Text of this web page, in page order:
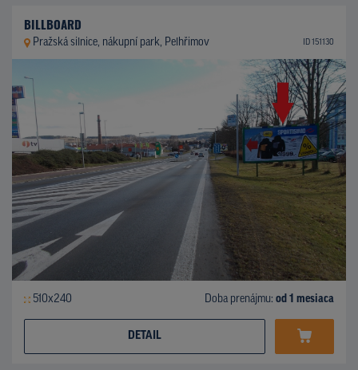
BILLBOARD
Pražská silnice, nákupní park, Pelhřimov ID 151130
510x240 Doba prenájmu: od 1 mesiaca
DETAIL